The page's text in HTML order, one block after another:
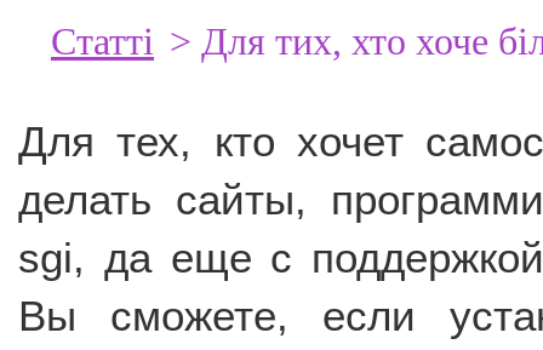
Статті > Для тих, хто хоче
Для тех, кто хочет
делать сайты,
sgi, да еще с
Вы сможете, если